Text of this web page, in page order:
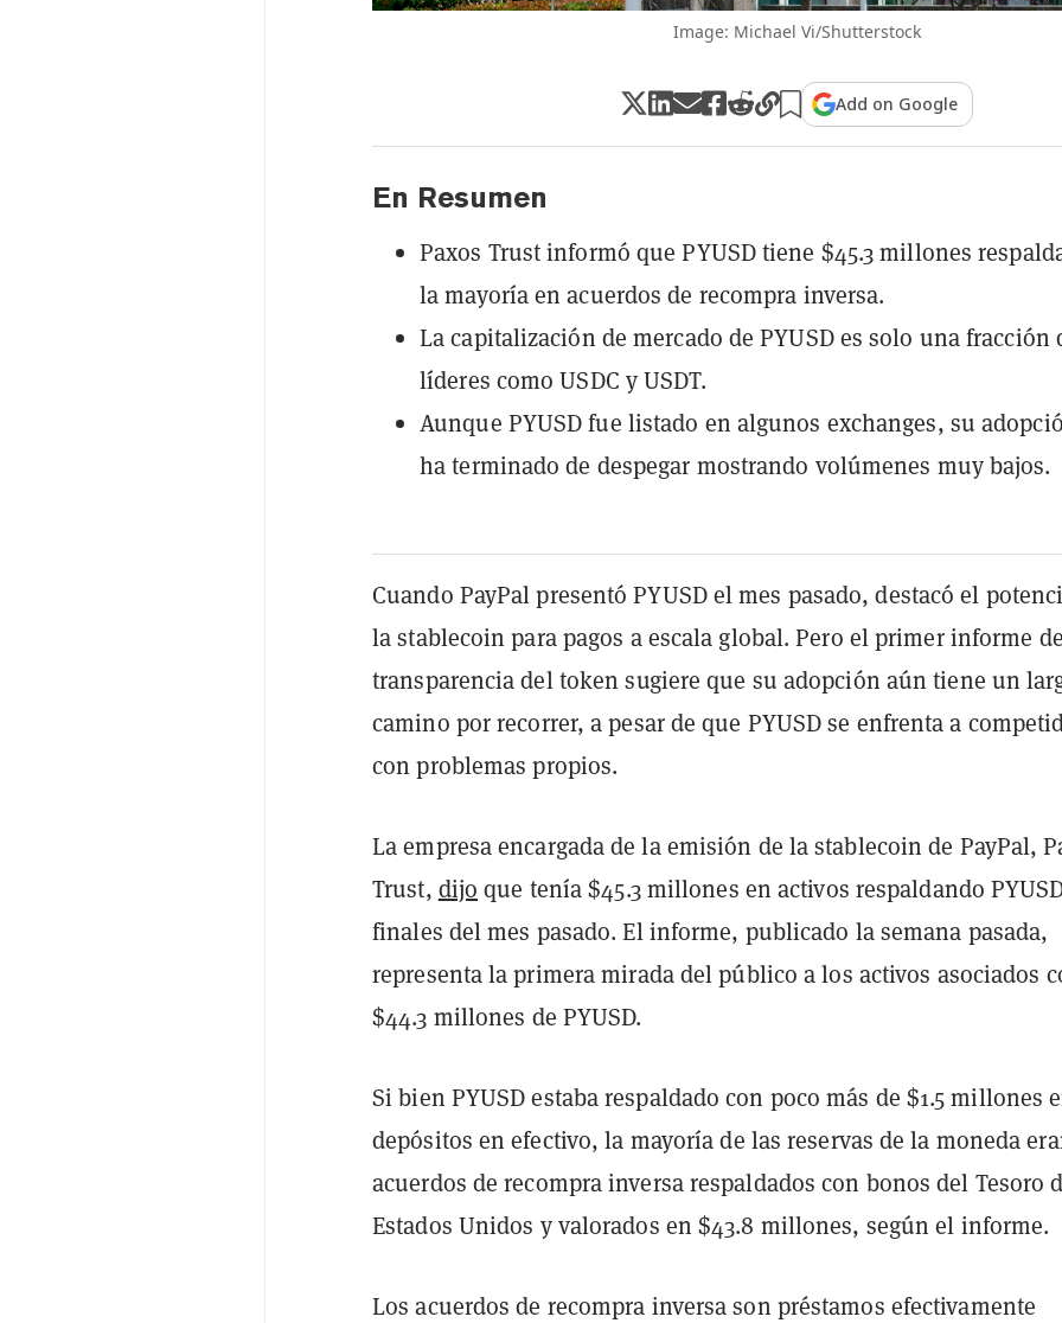
Image: Michael Vi/Shutterstock
Add on Google
En Resumen
Paxos Trust informó que PYUSD tiene $45.3 millones
la mayoría en acuerdos de recompra inversa.
La capitalización de mercado de PYUSD es solo una fracción
líderes como USDC y USDT.
Aunque PYUSD fue listado en algunos exchanges, su
ha terminado de despegar mostrando volúmenes muy bajos.
Cuando PayPal presentó PYUSD el mes pasado, destacó el
la stablecoin para pagos a escala global. Pero el primer informe
transparencia del token sugiere que su adopción aún tiene un
camino por recorrer, a pesar de que PYUSD se enfrenta a
con problemas propios.
La empresa encargada de la emisión de la stablecoin de PayPal,
Trust, dijo que tenía $45.3 millones en activos respaldando
finales del mes pasado. El informe, publicado la semana pasada,
representa la primera mirada del público a los activos asociados
$44.3 millones de PYUSD.
Si bien PYUSD estaba respaldado con poco más de $1.5 millones
depósitos en efectivo, la mayoría de las reservas de la moneda
acuerdos de recompra inversa respaldados con bonos del Tesoro
Estados Unidos y valorados en $43.8 millones, según el informe.
Los acuerdos de recompra inversa son préstamos efectivamente